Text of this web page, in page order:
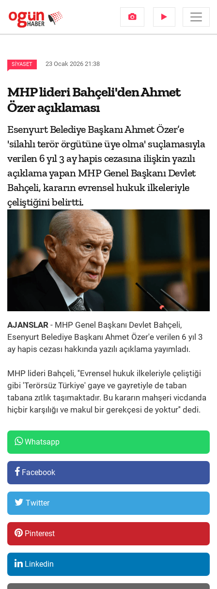
SIYASET 23 Ocak 2026 21:38
MHP lideri Bahçeli'den Ahmet
Özer açıklaması
Esenyurt Belediye Başkanı Ahmet Özer’e
'silahlı terör örgütüne üye olma' suçlamasıyla
verilen 6 yıl 3 ay hapis cezasına ilişkin yazılı
açıklama yapan MHP Genel Başkanı Devlet
Bahçeli, kararın evrensel hukuk ilkeleriyle
çeliştiğini belirtti.
AJANSLAR - MHP Genel Başkanı Devlet Bahçeli,
Esenyurt Belediye Başkanı Ahmet Özer'e verilen 6 yıl 3
ay hapis cezası hakkında yazılı açıklama yayımladı.
MHP lideri Bahçeli, ''Evrensel hukuk ilkeleriyle çeliştiği
gibi 'Terörsüz Türkiye' gaye ve gayretiyle de taban
tabana zıtlık taşımaktadır. Bu kararın mahşeri vicdanda
hiçbir karşılığı ve makul bir gerekçesi de yoktur'' dedi.
Whatsapp
Facebook
Twitter
Pinterest
Linkedin